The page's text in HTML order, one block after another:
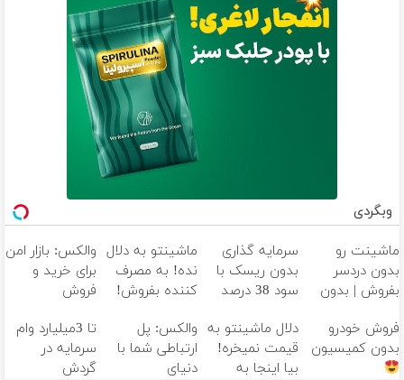
وبگردی
ماشینت رو
بدون دردسر
بفروش | بدون
سرمایه گذاری
بدون ریسک با
سود 38 درصد
ماشینتو به دلال
نده! به مصرف
کننده بفروش!
یک تماس
والکس: بازار امن
برای خرید و
فروش
دیجیتال
فروش خودرو
بدون کمیسیون
دلال ماشینتو به
قیمت نمیخره!
بیا اینجا به
والکس: پل
ارتباطی شما با
دنیای
تا 3میلیارد وام
سرمایه در
گردش